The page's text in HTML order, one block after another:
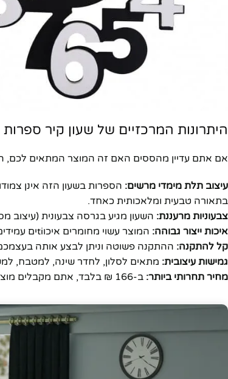
היתרונות המרכזיים של שעון קיר ספרות
אם אתם עדיין מהססים האם זה המוצר המתאים לכם,
עיצוב תלת מימדי מרשים: הספרות בשעון הזה אינן
בתאורה טבעית ומלאכותית כאחד.
צבעוניות מרעננת: השעון מגיע בגרסה צבעונית (עיצוב מספר 3) שמעניקה אנרגיה חיובית לחלל ומשדרגת כל פינה
איכות ייצור גבוהה: המוצר עשוי מחומרים איכוtiים עמידים לאורך זמן, עם מנגנון שעון שקט ואמין שלא מפריע לשינה או לעבודה.
קל להתקנה: ההתקנה פשוטה וניתן לבצע אותה
גמישות עיצובית: מתאים לסלון, לחדר שינה, למטבח,
מחיר תחרותי ביותר: ב-166 ₪ בלבד, אתם מקבלים מוצר בעל ערך עיצובי גבוה במחיר שווה במיוחד.